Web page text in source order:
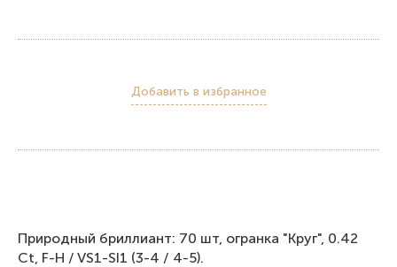
Добавить в избранное
Природный бриллиант: 70 шт, огранка "Круг", 0.42
Ct, F-H / VS1-SI1 (3-4 / 4-5).